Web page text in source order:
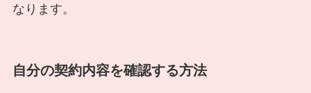
なります。
自分の契約内容を確認する方法